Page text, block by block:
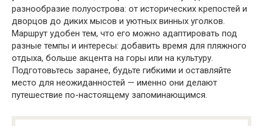
разнообразие полуострова: от исторических крепостей и
дворцов до диких мысов и уютных винных уголков.
Маршрут удобен тем, что его можно адаптировать под
разные темпы и интересы: добавить время для пляжного
отдыха, больше акцента на горы или на культуру.
Подготовьтесь заранее, будьте гибкими и оставляйте
место для неожиданностей — именно они делают
путешествие по-настоящему запоминающимся.